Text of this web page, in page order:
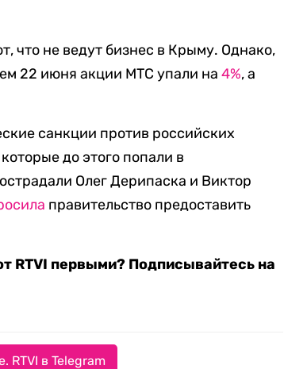
что не ведут бизнес в Крыму. Однако,
22 июня акции МТС упали на4%, а
санкции против российских
до этого попали в
Олег Дерипаска и Виктор
правительство предоставить
RTVI первыми? Подписывайтесь на
RTVI в Telegram